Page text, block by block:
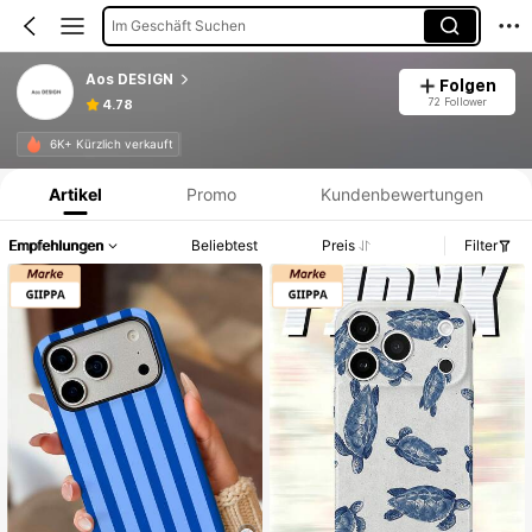
Im Geschäft Suchen
Aos DESIGN
4.78
Folgen
72 Follower
6K+ Kürzlich verkauft
Produktinformation: Preisangabe, Verkaufs- und Lagerbestandsdetails.
Artikel Promo Kundenbewertungen
Empfehlungen Beliebtest Preis Filter